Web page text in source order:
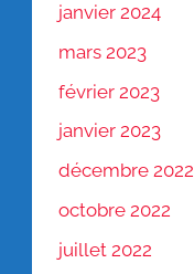
janvier 2024
mars 2023
février 2023
janvier 2023
décembre 2022
octobre 2022
juillet 2022